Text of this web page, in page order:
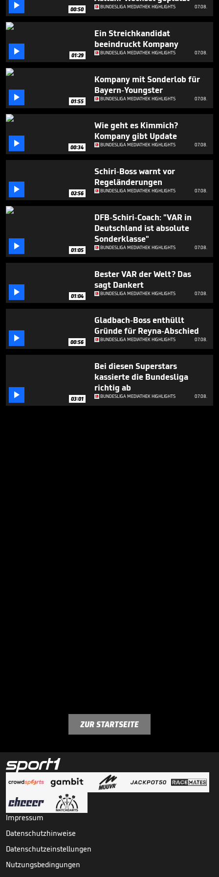
minutes,
19
seconds
 00:50 BUNDESLIGA MEDIATHEK HIGHLIGHTS 07.08.
 01:29
Ein Streichkandidat
beeindruckt Kompany
BUNDESLIGA MEDIATHEK HIGHLIGHTS 07.08.
 01:55
Kompany mit Sonderlob für
Bayern-Youngster
BUNDESLIGA MEDIATHEK HIGHLIGHTS 07.08.
 00:34
Wie geht es Kimmich?
Kompany gibt Update
BUNDESLIGA MEDIATHEK HIGHLIGHTS 07.08.
 02:56
Schiri-Boss warnt vor
Regeländerungen
BUNDESLIGA MEDIATHEK HIGHLIGHTS 07.08.
 01:05
DFB-Schiri-Coach: "VAR in
Deutschland ist absolute
Sonderklasse"
BUNDESLIGA MEDIATHEK HIGHLIGHTS 07.08.
 01:04
Bester VAR der Welt? Das
sagt Dankert
BUNDESLIGA MEDIATHEK HIGHLIGHTS 07.08.
 00:56
Gladbach-Boss enthüllt
Gründe für Reyna-Abschied
BUNDESLIGA MEDIATHEK HIGHLIGHTS 07.08.
 03:01
Bei diesen Superstars
kassierte die Bundesliga
richtig ab
BUNDESLIGA MEDIATHEK HIGHLIGHTS 07.08.
ZUR STARTSEITE
Impressum
Datenschutzhinweise
Datenschutzeinstellungen
Nutzungsbedingungen